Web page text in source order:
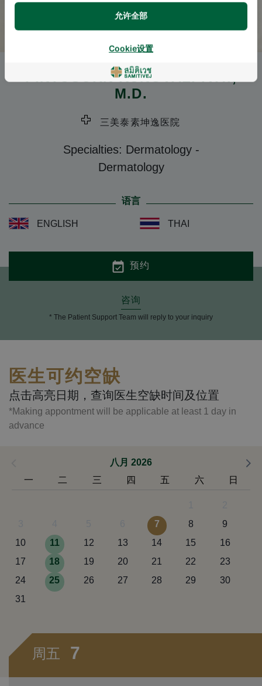
PINTUSORN KUNGVALPIVAT,
M.D.
三美泰素坤逸医院
Specialties: Dermatology-
Dermatology
语言
ENGLISH THAI
预约
咨询
* The Patient Support Team will reply to your inquiry
医生可约空缺
点击高亮日期，查询医生空缺时间及位置
*Making appontment will be applicable at least 1 day in
advance
八月 2026
一
二 三 四 五 六 日
7 8
9
10
11 12 13 14 15
16
17
18 19 20 21 22
23
24
25 26 27 28 29
30
31
周五 7
允许全部
Cookie设置